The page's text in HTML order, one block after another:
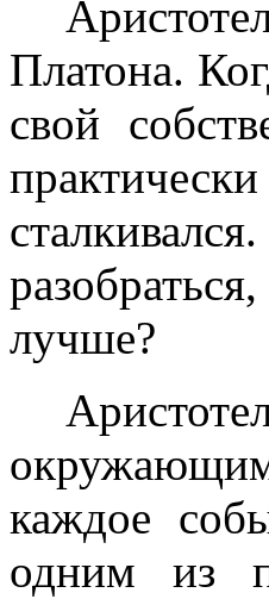
Платона.
свой
лучше?
каждое
одним из